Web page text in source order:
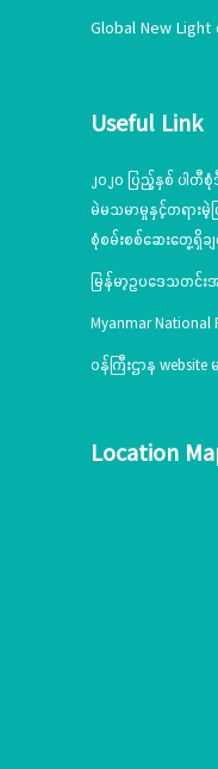
Global New Light
Useful Link
၂၀၂၀ ပြည့်နှစ် ပါ
မဲမသမာမှုနှင့်တရားမဲ့ပ
စုံစမ်းစစ်ဆေးတွေ့ရှိချ
မြန်မာ့ဥပဒေသတ
Myanmar National
ဝန်ကြီးဌာန website မ
Location